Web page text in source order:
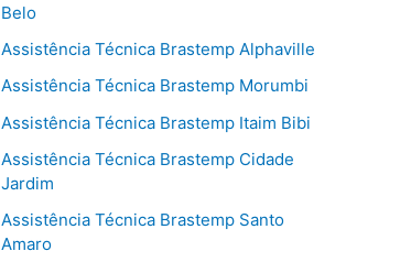
Belo
Assistência Técnica Brastemp Alphaville
Assistência Técnica Brastemp Morumbi
Assistência Técnica Brastemp Itaim Bibi
Assistência Técnica Brastemp Cidade
Jardim
Assistência Técnica Brastemp Santo
Amaro